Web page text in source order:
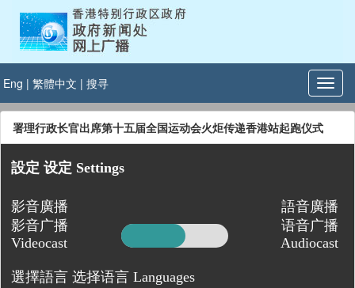
Eng | 繁體中文 | 搜寻
署理行政长官出席第十五届全国运动会火炬传递香港站起跑仪式